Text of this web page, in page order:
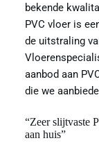
bekende
PVC vloer is
de uitstraling
aanbod aan
die we
“Zeer slijtvaste
aan huis”